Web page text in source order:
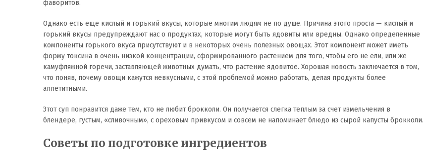
фаворитов.
Однако есть еще кислый и горький вкусы, которые многим людям не по душе. Причина этого проста — кислый и
горький вкусы предупреждают нас о продуктах, которые могут быть ядовиты или вредны. Однако определенные
компоненты горького вкуса присутствуют и в некоторых очень полезных овощах. Этот компонент может иметь
форму токсина в очень низкой концентрации, сформированного растением для того, чтобы его не ели, или же
камуфляжной горечи, заставляющей животных думать, что растение ядовитое. Хорошая новость заключается в том,
что поняв, почему овощи кажутся невкусными, с этой проблемой можно работать, делая продукты более
аппетитными.
Этот суп понравится даже тем, кто не любит брокколи. Он получается слегка теплым за счет измельчения в
блендере, густым, «сливочным», с ореховым привкусом и совсем не напоминает блюдо из сырой капусты брокколи.
Советы по подготовке ингредиентов